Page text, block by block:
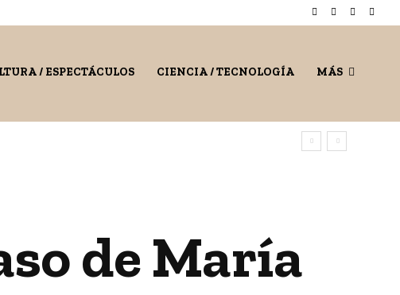
/ ESPECTÁCULOS CIENCIA / TECNOLOGÍA MÁS
de María